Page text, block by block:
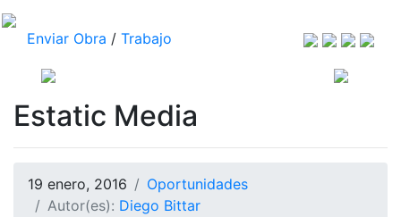
Enviar Obra / Trabajo
Estatic Media
19 enero, 2016
Oportunidades
Autor(es): Diego Bittar